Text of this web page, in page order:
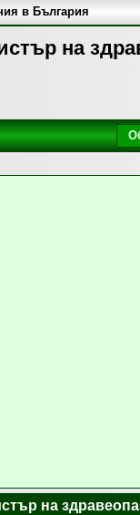
на
в България
на